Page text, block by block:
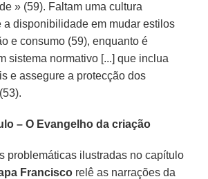
» (59). Faltam uma cultura
a disponibilidade em mudar estilos
e consumo (59), enquanto é
sistema normativo [...] que inclua
e assegure a protecção dos
– O Evangelho da criação
problemáticas ilustradas no capítulo
Francisco relê as narrações da